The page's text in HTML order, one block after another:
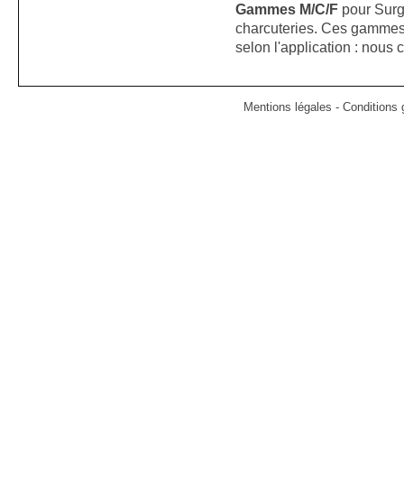
Gammes M/C/F pour
charcuteries. Ces
selon l'application : nous
Mentions légales - Conditions